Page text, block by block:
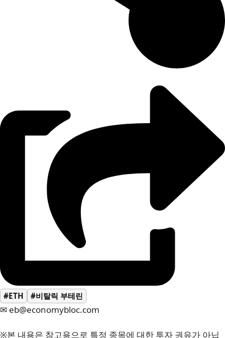
#ETH #비탈릭 부테린
✉ eb@economybloc.com
※본 내용은 참고용으로 특정 종목에 대한 투자 권유가 아닙